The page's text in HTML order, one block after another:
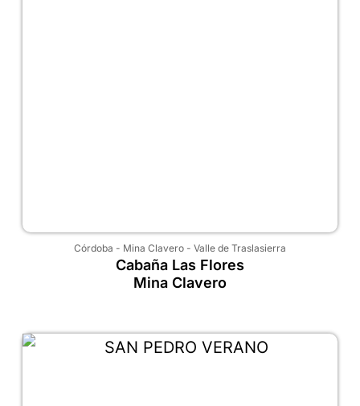
Córdoba - Mina Clavero - Valle de Traslasierra
Cabaña Las Flores
Mina Clavero